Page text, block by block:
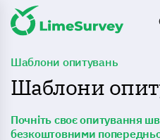
Шаблони опитувань
Шаблони
Почніть своє опитування
безкоштовними